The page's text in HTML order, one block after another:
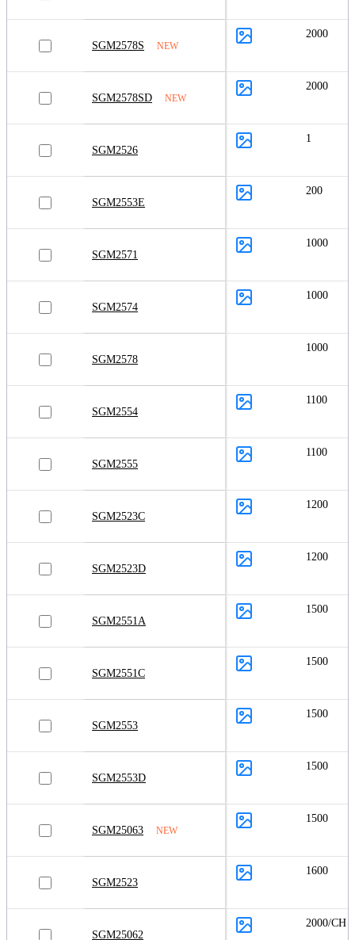
SGM2578S NEW
2000
SGM2578SD NEW
2000
SGM2526
1
SGM2553E
200
SGM2571
1000
SGM2574
1000
SGM2578
1000
SGM2554
1100
SGM2555
1100
SGM2523C
1200
SGM2523D
1200
SGM2551A
1500
SGM2551C
1500
SGM2553
1500
SGM2553D
1500
SGM25063 NEW
1500
SGM2523
1600
SGM25062
2000/CH